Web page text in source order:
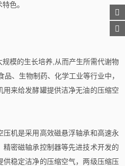
色。
模的生长培养,从而产生所需代谢物
、生物制药、化学工业等行业中，
来给发酵罐提供洁净无油的压缩空
机是采用高效磁悬浮轴承和高速永
密磁轴承控制器等先进技术开发的
稳定洁净的压缩空气，两级压缩压